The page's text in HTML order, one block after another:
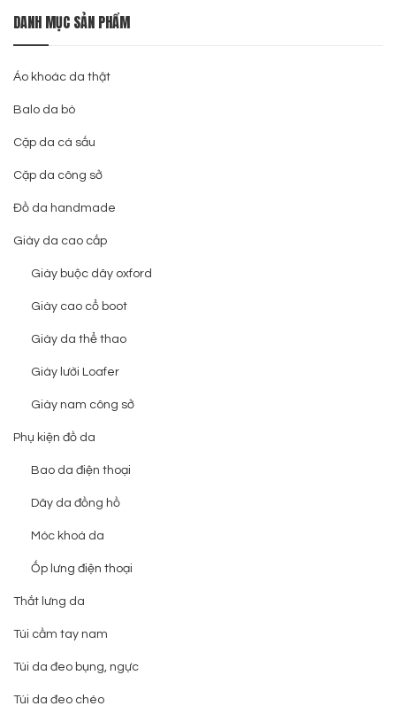
DANH MỤC SẢN PHẨM
Áo khoác da thật
Balo da bò
Cặp da cá sấu
Cặp da công sở
Đồ da handmade
Giày da cao cấp
Giày buộc dây oxford
Giày cao cổ boot
Giày da thể thao
Giày lười Loafer
Giày nam công sở
Phụ kiện đồ da
Bao da điện thoại
Dây da đồng hồ
Móc khoá da
Ốp lưng điện thoại
Thắt lưng da
Túi cầm tay nam
Túi da đeo bụng, ngực
Túi da đeo chéo